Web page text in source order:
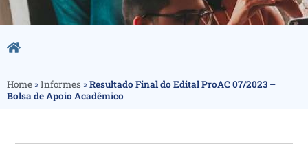
Home »Informes »Resultado Final do Edital ProAC 07/2023 –
Bolsa de Apoio Acadêmico